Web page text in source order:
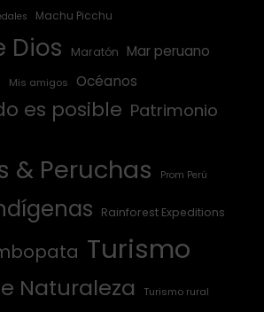
Machu Picchu
Dios Maratón Mar peruano
Mis amigos Océanos
es posible Patrimonio
& Peruchas Prom Perú
Rainforest Expeditions
Turismo
Naturaleza Turismo rural